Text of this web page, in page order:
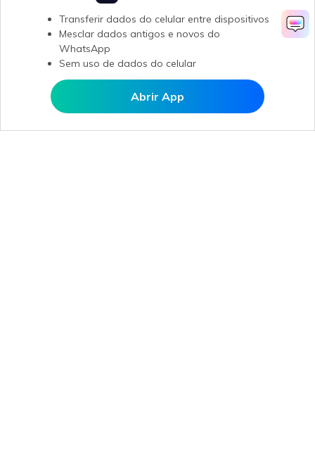
Abrir MobileTrans APP
Transferir dados do celular entre dispositivos
Mesclar dados antigos e novos do
WhatsApp
Sem uso de dados do celular
Abrir App